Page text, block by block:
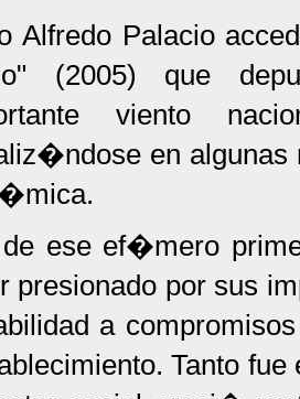
Alfredo Palacio
(2005) que
viento
en
ese ef�mero
presionado por sus
a
Tanto